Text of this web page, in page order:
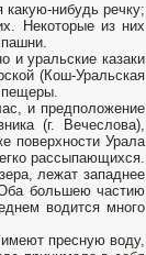
нибудь речку;
Некоторые из них
и уральские казаки
(Кош-Уральская
пещеры.
и предположение
(г. Вечеслова),
поверхности Урала
рассыпающихся.
лежат западнее
большею частию
водится много
пресную воду,